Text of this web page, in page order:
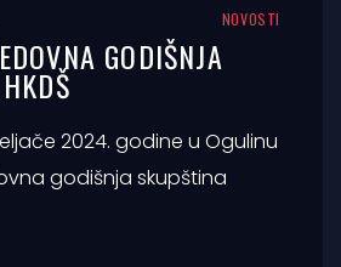
NOVOSTI
GODIŠNJA
2024. godine u Ogulinu
godišnja skupština